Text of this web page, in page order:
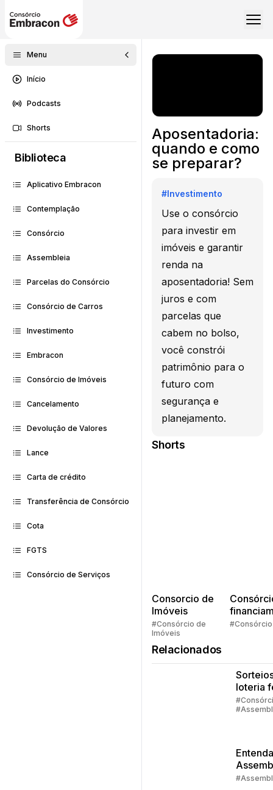
Menu
Início
Podcasts
Shorts
Biblioteca
Aplicativo Embracon
Contemplação
Consórcio
Assembleia
Parcelas do Consórcio
Consórcio de Carros
Investimento
Embracon
Consórcio de Imóveis
Cancelamento
Devolução de Valores
Lance
Carta de crédito
Transferência de Consórcio
Cota
FGTS
Consórcio de Serviços
Aposentadoria:
quando e como
se preparar?
#Investimento
Use o consórcio
para investir em
imóveis e garantir
renda na
aposentadoria! Sem
juros e com
parcelas que
cabem no bolso,
você constrói
patrimônio para o
futuro com
segurança e
planejamento.
Shorts
Consorcio de
Imóveis
#Consórcio de
Imóveis
Quem
#Consórcio
Relacionados
loteria
quando
do